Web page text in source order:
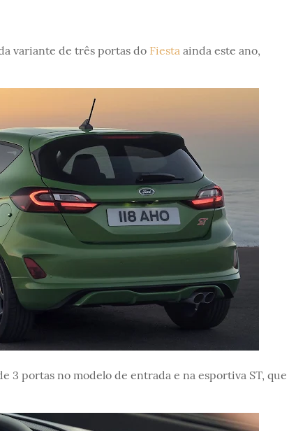
variante de três portas do Fiestaainda este ano,
3 portas no modelo de entrada e na esportiva ST, que